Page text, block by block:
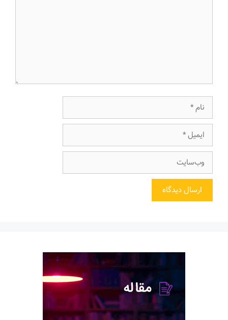
ایمیل
وب‌سایت